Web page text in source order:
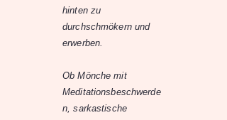
hinten zu
durchschmökern und
erwerben.
Ob Mönche mit
Meditationsbeschwerde
n, sarkastische